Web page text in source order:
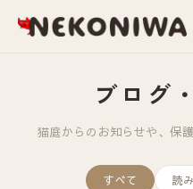
ブログ
猫庭からのお知らせや、保
すべて 読